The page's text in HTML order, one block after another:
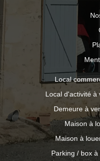
Local
Local d'activité à
Demeure à
Maison à
Maison à
Parking / box